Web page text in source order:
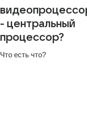
- центральный
процессор?
Что есть что?